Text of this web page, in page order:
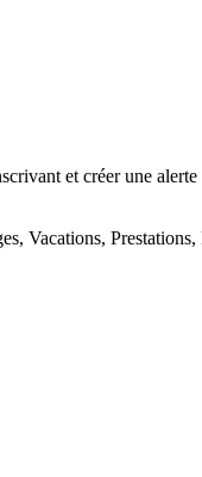
et créer une
Vacations,